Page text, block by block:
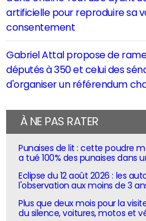
artificielle pour reproduire sa
consentement
Gabriel Attal propose de
députés à 350 et celui des
d'organiser un référendum
À NE PAS RATER
Punaises de lit : cette poudre
a tué 100% des punaises dans
Eclipse du 12 août 2026 : les
l'observation aux moins de 3
Plus que deux mois pour la
du silence, voitures, motos et